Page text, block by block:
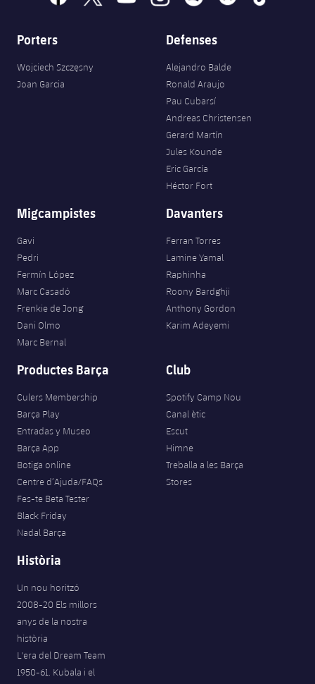
Porters
Wojciech Szczęsny
Joan Garcia
Defenses
Alejandro Balde
Ronald Araujo
Pau Cubarsí
Andreas Christensen
Gerard Martín
Jules Kounde
Eric García
Héctor Fort
Migcampistes
Gavi
Pedri
Fermín López
Marc Casadó
Frenkie de Jong
Dani Olmo
Marc Bernal
Davanters
Ferran Torres
Lamine Yamal
Raphinha
Roony Bardghji
Anthony Gordon
Karim Adeyemi
Productes Barça
Culers Membership
Barça Play
Entradas y Museo
Barça App
Botiga online
Centre d’Ajuda/FAQs
Fes-te Beta Tester
Black Friday
Nadal Barça
Club
Spotify Camp Nou
Canal ètic
Escut
Himne
Treballa a les Barça
Stores
Història
Un nou horitzó
2008-20 Els millors
anys de la nostra
història
L'era del Dream Team
1950-61. Kubala i el